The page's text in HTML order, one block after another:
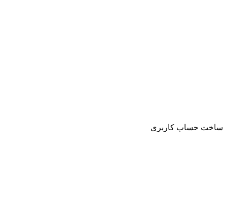
ساخت حساب کاربری